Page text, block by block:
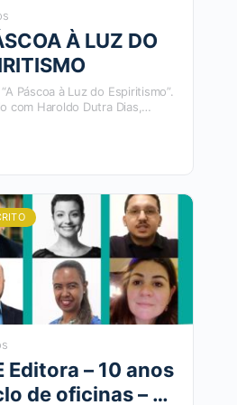
À LUZ DO
Páscoa à Luz do Espiritismo”.
com Haroldo Dutra Dias,
Editora – 10 anos
de oficinas – 12